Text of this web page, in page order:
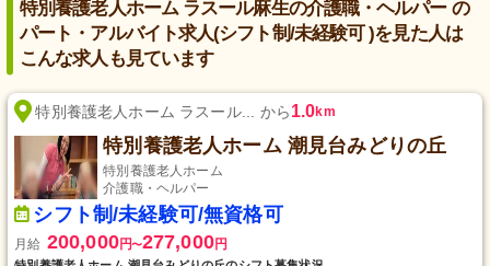
特別養護老人ホーム ラスール麻生の介護職・ヘルパー の
パート・アルバイト求人(シフト制/未経験可 )を見た人は
こんな求人も見ています
特別養護老人ホーム ラスール... から1.0km
特別養護老人ホーム 潮見台みどりの丘
特別養護老人ホーム
介護職・ヘルパー
シフト制/未経験可/無資格可
月給 200,000円〜277,000円